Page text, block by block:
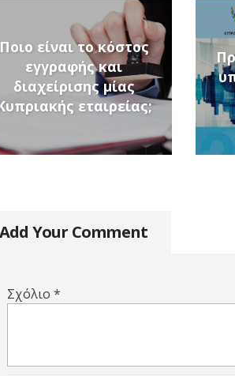
Ποιο είναι το κόστος
εγγραφής και
διαχείρισης μίας
εταιρείας;
Add Your Comment
Σχόλιο*